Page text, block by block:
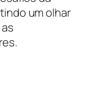
um olhar